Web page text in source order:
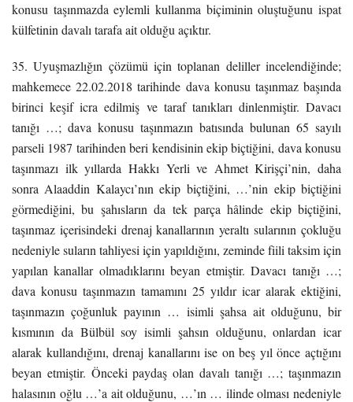
konusu taşınmazda eylemli kullanma biçiminin oluştuğunu ispat
külfetinin davalı tarafa ait olduğu açıktır.
35. Uyuşmazlığın çözümü için toplanan deliller incelendiğinde;
mahkemece 22.02.2018 tarihinde dava konusu taşınmaz başında
birinci keşif icra edilmiş ve taraf tanıkları dinlenmiştir. Davacı
tanığı …; dava konusu taşınmazın batısında bulunan 65 sayılı
parseli 1987 tarihinden beri kendisinin ekip biçtiğini, dava konusu
taşınmazı ilk yıllarda Hakkı Yerli ve Ahmet Kirişçi’nin, daha
sonra Alaaddin Kalaycı’nın ekip biçtiğini, …’nin ekip biçtiğini
görmediğini, bu şahısların da tek parça hâlinde ekip biçtiğini,
taşınmaz içerisindeki drenaj kanallarının yeraltı sularının çokluğu
nedeniyle suların tahliyesi için yapıldığını, zeminde fiili taksim için
yapılan kanallar olmadıklarını beyan etmiştir. Davacı tanığı …;
dava konusu taşınmazın tamamını 25 yıldır icar alarak ektiğini,
taşınmazın çoğunluk payının … isimli şahsa ait olduğunu, bir
kısmının da Bülbül soy isimli şahsın olduğunu, onlardan icar
alarak kullandığını, drenaj kanallarını ise on beş yıl önce açtığını
beyan etmiştir. Önceki paydaş olan davalı tanığı …; taşınmazın
halasının oğlu …’a ait olduğunu, …’ın … ilinde olması nedeniyle